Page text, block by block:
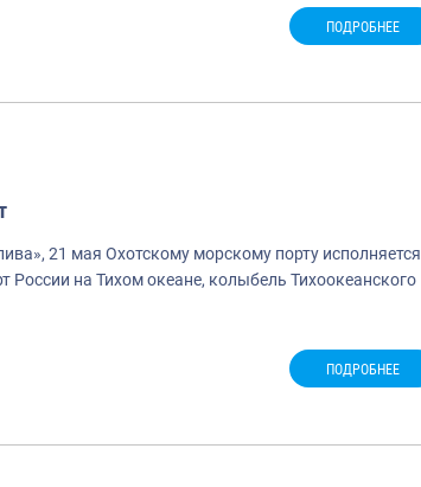
ПОДРОБНЕЕ
21 мая Охотскому морскому порту исполняется
на Тихом океане, колыбель Тихоокеанского
ПОДРОБНЕЕ